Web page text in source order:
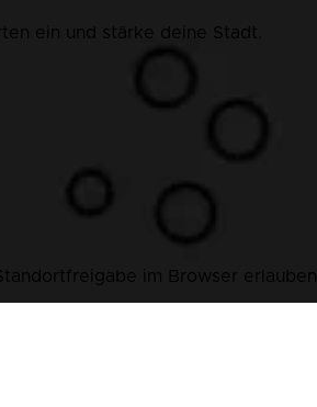
ein und stärke deine Stadt.
im Browser erlauben.